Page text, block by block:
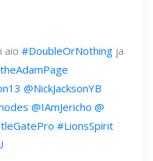
aio #DoubleOrNothing ja
@NickJacksonYB
@IAmJericho @
#LionsSpirit